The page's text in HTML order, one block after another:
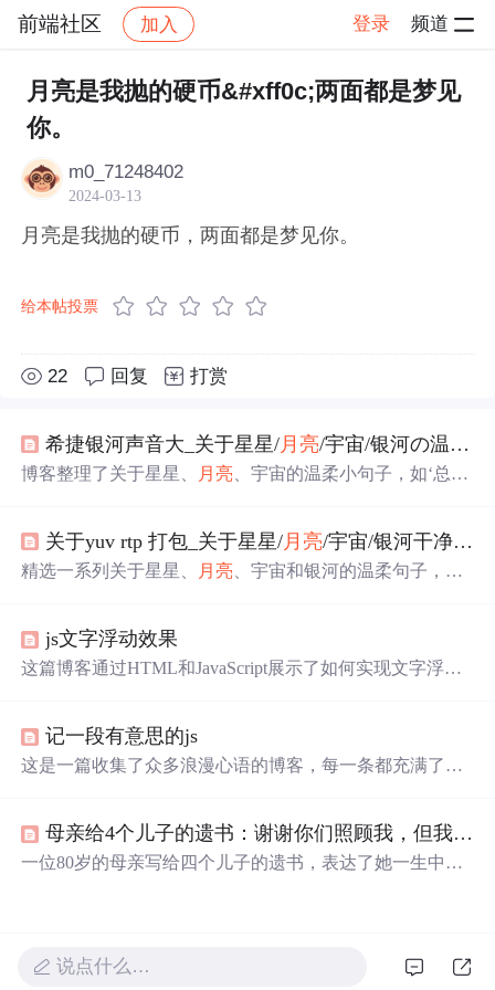
前端社区 加入 登录 频道
社区 前端社区 感慨 帖子详情
月亮是我抛的硬币&#xff0c;两面都是梦见
你。
m0_71248402
2024-03-13
月亮是我抛的硬币，两面都是梦见你。
给本帖投票
22 回复 打赏
希捷银河声音大_关于星星/ 月亮/宇宙/银河の温柔小句子
博客整理了关于星星、 月亮 、宇宙的温柔小句子，如‘总有
关于yuv rtp 打包_关于星星/ 月亮/宇宙/银河干净句子
精选一系列关于星星、 月亮 、宇宙和银河的温柔句子，每
js文字浮动效果
这篇博客通过HTML和JavaScript展示了如何实现文字浮动
在页面上随机飘动的视觉效果。此外，文中还包含了对CS
S样式和JavaScript事件监听的运用，增加了互动性和趣味
记一段有意思的js
这是一篇收集了众多浪漫心语的博客，每一条都充满了甜
的独特情感，仿佛每个瞬间都因你而闪耀。这些话语如同
繁星，照亮了平凡的日子，让人感受到爱的力量和美好。
母亲给4个儿子的遗书：谢谢你们照顾我，但我后悔生下你们
一位80岁的母亲写给四个儿子的遗书，表达了她一生中抚
说点什么…